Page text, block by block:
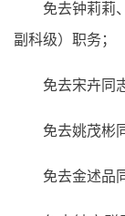
免去钟莉莉
副科级）职务；
免去宋卉同
免去姚茂彬
免去金述品